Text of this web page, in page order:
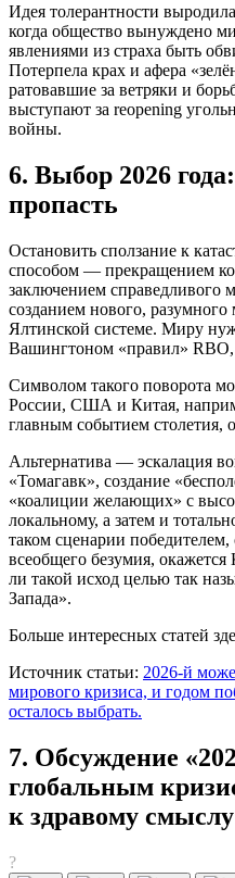
Идея толерантности
когда общество вынуждено
явлениями из страха быть
Потерпела крах и афера
ратовавшие за ветряки и
выступают за reopening
войны.
6. Выбор 2026
пропасть
Остановить сползание к
способом — прекращением
заключением справедливого
созданием нового,
Ялтинской системе. Миру
Вашингтоном «правил» RBO,
Символом такого поворота
России, США и Китая,
главным событием столетия,
Альтернатива — эскалация
«Томагавк», создание
«коалиции желающих» с
локальному, а затем и
таком сценарии
всеобщего безумия,
ли такой исход целью так
Запада».
Больше интересных статей
Источник статьи: 2026-й
мирового кризиса, и годом
осталось выбрать.
7. Обсуждение
глобальным
к здравому
?